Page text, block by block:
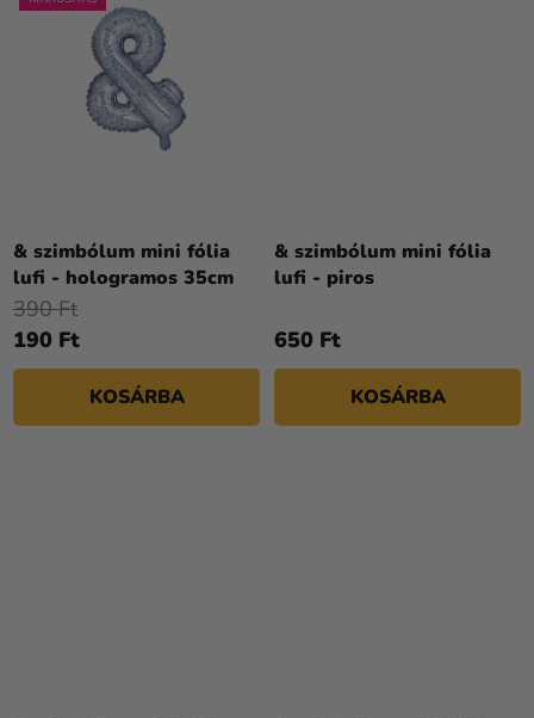
& szimbólum mini fólia
lufi - hologramos 35cm
190 Ft
390 Ft
KOSÁRBA
& szimbólum mini fólia
lufi - piros
650 Ft
KOSÁRBA